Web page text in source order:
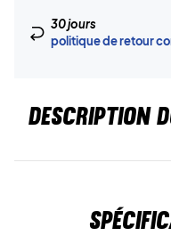
30 jours
politique de retour
DESCRIPTION